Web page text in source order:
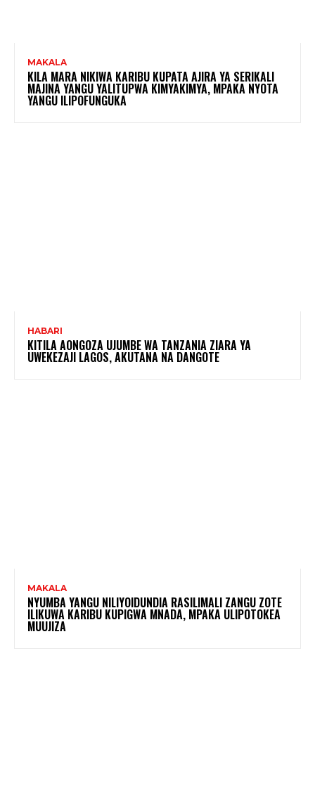
MAKALA
KILA MARA NIKIWA KARIBU KUPATA AJIRA YA SERIKALI
MAJINA YANGU YALITUPWA KIMYAKIMYA, MPAKA NYOTA
YANGU ILIPOFUNGUKA
HABARI
KITILA AONGOZA UJUMBE WA TANZANIA ZIARA YA
UWEKEZAJI LAGOS, AKUTANA NA DANGOTE
MAKALA
NYUMBA YANGU NILIYOIDUNDIA RASILIMALI ZANGU ZOTE
ILIKUWA KARIBU KUPIGWA MNADA, MPAKA ULIPOTOKEA
MUUJIZA